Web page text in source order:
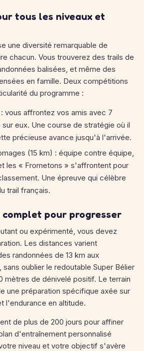
tous les niveaux et
une diversité remarquable de
chacun. Vous trouverez des trails de
balisées, et même des
en famille. Deux compétitions
du programme :
vous affrontez vos amis avec 7
eux. Une course de stratégie où il
précieuse avance jusqu'à l'arrivée.
(15 km) : équipe contre équipe,
les « Frometons » s'affrontent pour
Une épreuve qui célèbre
trail français.
complet pour progresser
ou expérimenté, vous devez
Les distances varient
randonnées de 13 km aux
sans oublier le redoutable Super Bélier
mètres de dénivelé positif. Le terrain
une préparation spécifique axée sur
l'endurance en altitude.
de plus de 200 jours pour affiner
d'entraînement personnalisé
niveau et votre objectif s'avère